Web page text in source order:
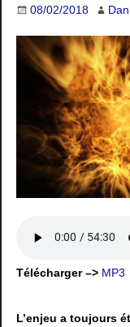
08/02/2018
Télécharger –> MP3
L’enjeu a toujours